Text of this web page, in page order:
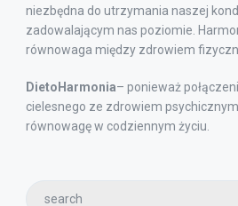
niezbędna do utrzymania naszej
zadowalającym nas poziomie.
równowaga między zdrowiem
DietoHarmonia– ponieważ
cielesnego ze zdrowiem
równowagę w codziennym życiu.